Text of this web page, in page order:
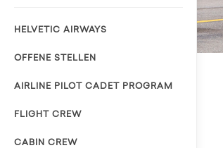
HELVETIC AIRWAYS
OFFENE STELLEN
AIRLINE PILOT CADET PROGRAM
FLIGHT CREW
CABIN CREW